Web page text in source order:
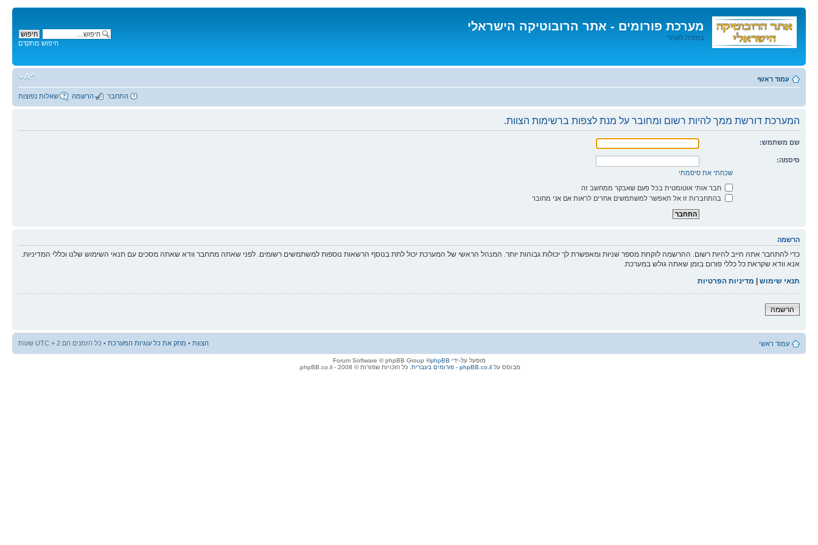
מערכת פורומים - אתר הרובוטיקה הישראלי
בחזרה לאתר
לתוכן
חיפוש מתקדם
עמוד ראשי
שאלות נפוצות הרשמה התחבר
המערכת דורשת ממך להיות רשום ומחובר על מנת לצפות ברשימות הצוות.
שם משתמש:
סיסמה:
שכחתי את סיסמתי
חבר אותי אוטומטית בכל פעם שאבקר ממחשב זה
בהתחברות זו אל תאפשר למשתמשים אחרים לראות אם אני מחובר
הרשמה
כדי להתחבר אתה חייב להיות רשום. ההרשמה לוקחת מספר שניות ומאפשרת לך יכולות גבוהות יותר. המנהל הראשי של המערכת יכול לתת בנוסף הרשאות נוספות למשתמשים רשומים. לפני שאתה מתחבר וודא שאתה מסכים עם תנאי השימוש שלנו וכללי המדיניות.
אנא וודא שקראת כל כללי פורום בזמן שאתה גולש במערכת.
תנאי שימוש | מדיניות הפרטיות
הרשמה
עמוד ראשי הצוות • מחק את כל עוגיות המערכת • כל הזמנים הם UTC + 2 שעות
מופעל על-ידי phpBB
® Forum Software © phpBB Group
מבוסס עלphpBB.co.il - פורומים בעברית . כל הזכויות שמורות © 2008 - phpBB.co.il.